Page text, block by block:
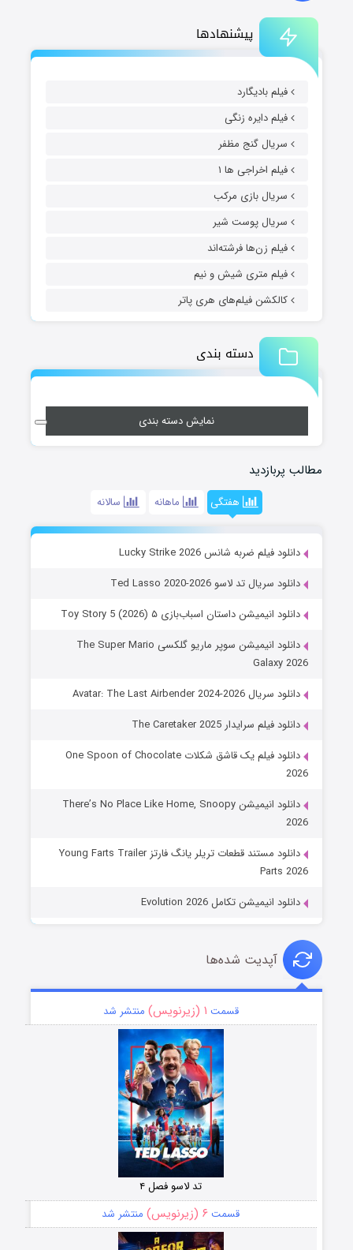
پیشنهادها
فیلم بادیگارد
فیلم دایره زنگی
سریال گنج مظفر
فیلم اخراجی ها ۱
سریال بازی مرکب
سریال پوست شیر
فیلم زن‌ها فرشته‌اند
فیلم متری شیش و نیم
کالکشن فیلم‌های هری پاتر
دسته بندی
نمایش دسته بندی
مطالب پربازدید
هفتگی ماهانه سالانه
دانلود فیلم ضربه شانس Lucky Strike 2026
دانلود سریال تد لاسو Ted Lasso 2020-2026
دانلود انیمیشن داستان اسباب‌بازی ۵ Toy Story 5 (2026)
دانلود انیمیشن سوپر ماریو گلکسی The Super Mario
Galaxy 2026
دانلود سریال Avatar: The Last Airbender 2024-2026
دانلود فیلم سرایدار The Caretaker 2025
دانلود فیلم یک قاشق شکلات One Spoon of Chocolate
2026
دانلود انیمیشن There’s No Place Like Home, Snoopy
2026
دانلود مستند قطعات تریلر یانگ فارتز Young Farts Trailer
Parts 2026
دانلود انیمیشن تکامل Evolution 2026
آپدیت شده‌ها
قسمت ۱ (زیرنویس) منتشر شد
تد لاسو فصل ۴
قسمت ۶ (زیرنویس) منتشر شد